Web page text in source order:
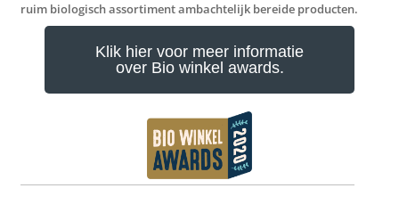
ruim biologisch assortiment ambachtelijk bereide producten.
Klik hier voor meer informatie
over Bio winkel awards.